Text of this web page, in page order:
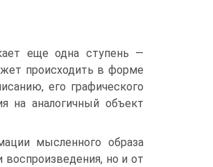
еще одна ступень —
происходить в форме
его графического
на аналогичный объект
мысленного образа
но и от